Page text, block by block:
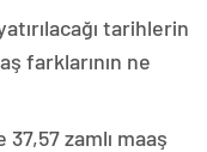
tarihlerin
farklarının ne
zamlı maaş